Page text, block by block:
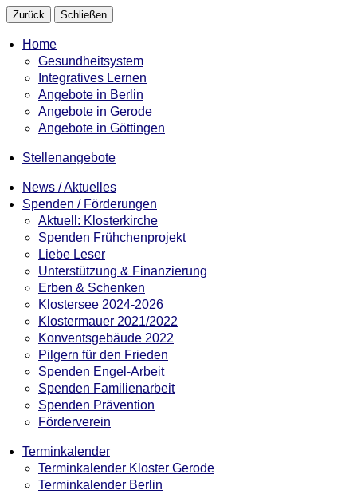
Zurück Schließen
Home
Gesundheitsystem
Integratives Lernen
Angebote in Berlin
Angebote in Gerode
Angebote in Göttingen
Stellenangebote
News / Aktuelles
Spenden / Förderungen
Aktuell: Klosterkirche
Spenden Frühchenprojekt
Liebe Leser
Unterstützung & Finanzierung
Erben & Schenken
Klostersee 2024-2026
Klostermauer 2021/2022
Konventsgebäude 2022
Pilgern für den Frieden
Spenden Engel-Arbeit
Spenden Familienarbeit
Spenden Prävention
Förderverein
Terminkalender
Terminkalender Kloster Gerode
Terminkalender Berlin